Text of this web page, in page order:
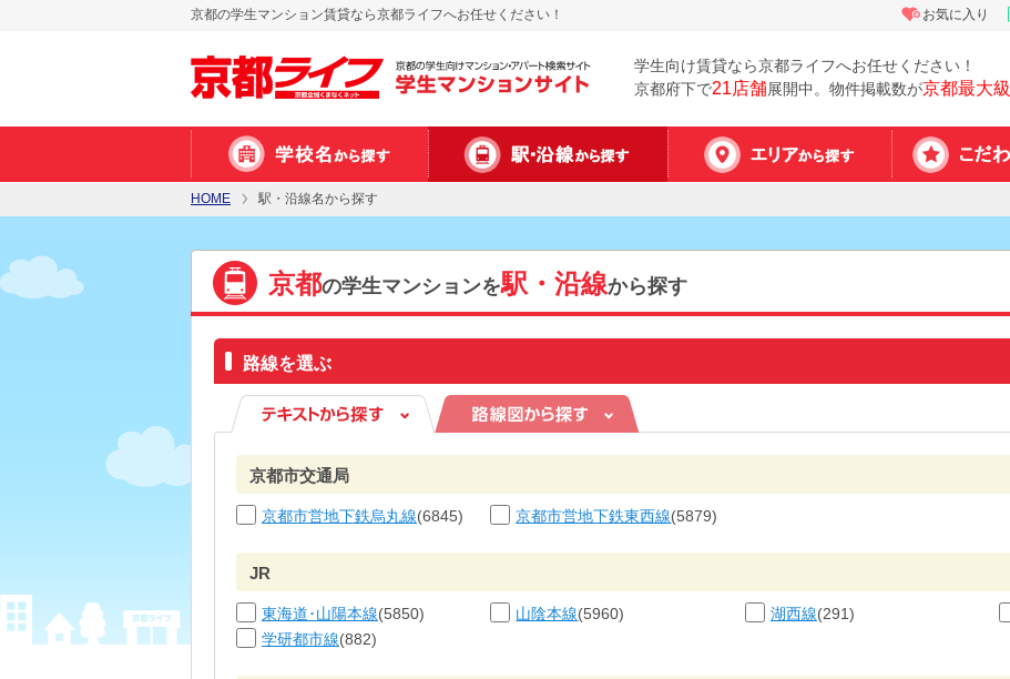
京都の学生マンション賃貸なら京都ライフへお任せください！
学生向け賃貸なら京都ライフへお任せください！
京都府下で21店舗展開中。物件掲載数が京都最大級
お気に入り
HOME 駅・沿線名から探す
京都の学生マンションを駅・沿線から探す
路線を選ぶ
京都市交通局
京都市営地下鉄烏丸線(6845) 京都市営地下鉄東西線(5879)
JR
東海道･山陽本線(5850) 山陰本線(5960) 湖西線(291)
学研都市線(882)